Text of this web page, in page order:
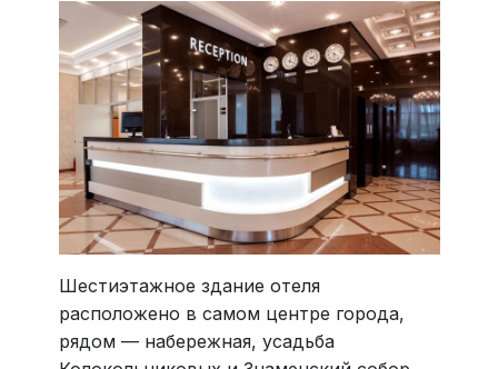
Шестиэтажное здание отеля
расположено в самом центре города,
рядом — набережная, усадьба